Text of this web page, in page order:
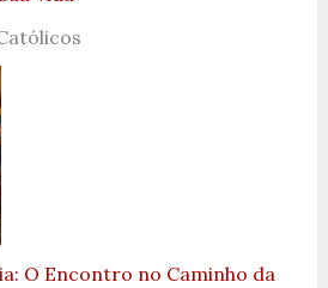
O Encontro no Caminho da